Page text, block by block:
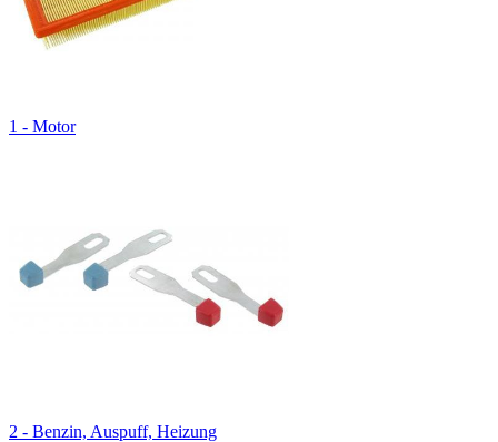
1 - Motor
2 - Benzin, Auspuff, Heizung